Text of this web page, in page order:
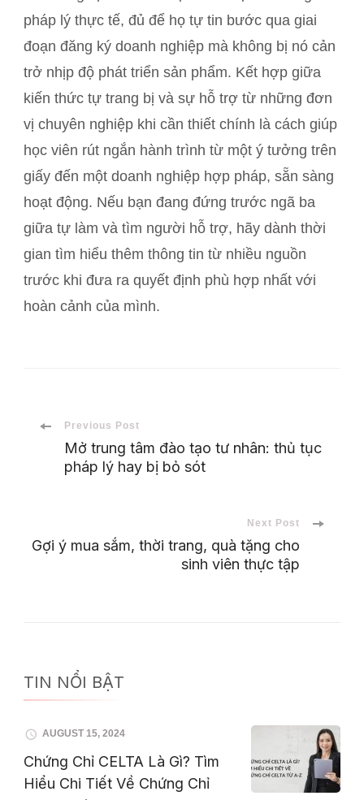
pháp lý thực tế, đủ để họ tự tin bước qua giai
đoạn đăng ký doanh nghiệp mà không bị nó cản
trở nhịp độ phát triển sản phẩm. Kết hợp giữa
kiến thức tự trang bị và sự hỗ trợ từ những đơn
vị chuyên nghiệp khi cần thiết chính là cách giúp
học viên rút ngắn hành trình từ một ý tưởng trên
giấy đến một doanh nghiệp hợp pháp, sẵn sàng
hoạt động. Nếu bạn đang đứng trước ngã ba
giữa tự làm và tìm người hỗ trợ, hãy dành thời
gian tìm hiểu thêm thông tin từ nhiều nguồn
trước khi đưa ra quyết định phù hợp nhất với
hoàn cảnh của mình.
Post
Navigation
Previous Post
Mở trung tâm đào tạo tư nhân: thủ tục
pháp lý hay bị bỏ sót
Next Post
Gợi ý mua sắm, thời trang, quà tặng cho
sinh viên thực tập
TIN NỔI BẬT
AUGUST 15, 2024
Chứng Chỉ CELTA Là Gì? Tìm
Hiểu Chi Tiết Về Chứng Chỉ